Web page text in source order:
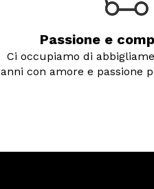
Passione e
Ci occupiamo di
anni con amore e passione